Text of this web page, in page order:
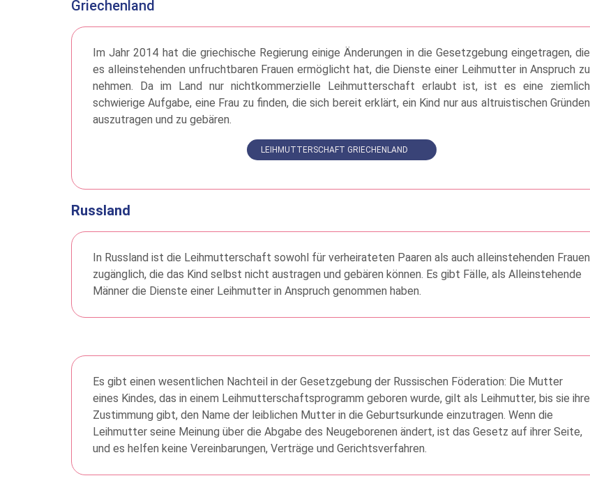
Griechenland
Im Jahr 2014 hat die griechische Regierung einige Änderungen in die Gesetzgebung eingetragen, die
es alleinstehenden unfruchtbaren Frauen ermöglicht hat, die Dienste einer Leihmutter in Anspruch zu
nehmen. Da im Land nur nichtkommerzielle Leihmutterschaft erlaubt ist, ist es eine ziemlich
schwierige Aufgabe, eine Frau zu finden, die sich bereit erklärt, ein Kind nur aus altruistischen Gründen
auszutragen und zu gebären.
LEIHMUTTERSCHAFT GRIECHENLAND
Russland
In Russland ist die Leihmutterschaft sowohl für verheirateten Paaren als auch alleinstehenden Frauen
zugänglich, die das Kind selbst nicht austragen und gebären können. Es gibt Fälle, als Alleinstehende
Männer die Dienste einer Leihmutter in Anspruch genommen haben.
Es gibt einen wesentlichen Nachteil in der Gesetzgebung der Russischen Föderation: Die Mutter
eines Kindes, das in einem Leihmutterschaftsprogramm geboren wurde, gilt als Leihmutter, bis sie ihre
Zustimmung gibt, den Name der leiblichen Mutter in die Geburtsurkunde einzutragen. Wenn die
Leihmutter seine Meinung über die Abgabe des Neugeborenen ändert, ist das Gesetz auf ihrer Seite,
und es helfen keine Vereinbarungen, Verträge und Gerichtsverfahren.